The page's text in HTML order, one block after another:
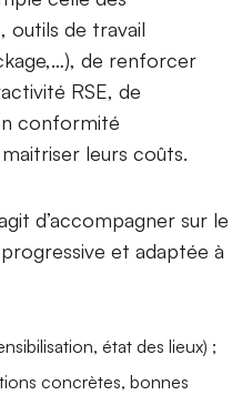
outils de travail
de renforcer
RSE, de
conformité
leurs coûts.
d’accompagner sur le
et adaptée à
état des lieux) ;
concrètes, bonnes